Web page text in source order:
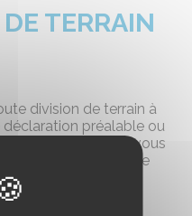
TERRAIN
division de terrain à
déclaration préalable ou
expertise, nous vous
être assurés que
et
en vigueur.